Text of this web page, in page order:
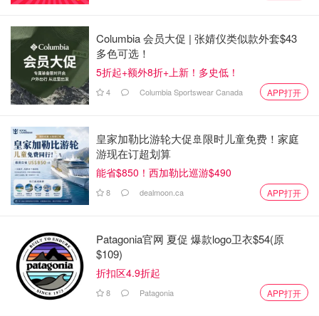
Columbia 会员大促 | 张婧仪类似款外套$43
多色可选！
5折起+额外8折+上新！多史低！
4 Columbia Sportswear Canada APP打开
皇家加勒比游轮大促🚢限时儿童免费！家庭
游现在订超划算
能省$850！西加勒比巡游$490
8 dealmoon.ca APP打开
Patagonia官网 夏促 爆款logo卫衣$54(原
$109)
折扣区4.9折起
8 Patagonia APP打开